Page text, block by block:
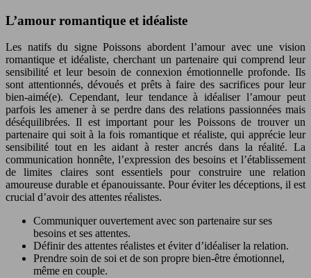
L’amour romantique et idéaliste
Les natifs du signe Poissons abordent l’amour avec une vision
romantique et idéaliste, cherchant un partenaire qui comprend leur
sensibilité et leur besoin de connexion émotionnelle profonde. Ils
sont attentionnés, dévoués et prêts à faire des sacrifices pour leur
bien-aimé(e). Cependant, leur tendance à idéaliser l’amour peut
parfois les amener à se perdre dans des relations passionnées mais
déséquilibrées. Il est important pour les Poissons de trouver un
partenaire qui soit à la fois romantique et réaliste, qui apprécie leur
sensibilité tout en les aidant à rester ancrés dans la réalité. La
communication honnête, l’expression des besoins et l’établissement
de limites claires sont essentiels pour construire une relation
amoureuse durable et épanouissante. Pour éviter les déceptions, il est
crucial d’avoir des attentes réalistes.
Communiquer ouvertement avec son partenaire sur ses
besoins et ses attentes.
Définir des attentes réalistes et éviter d’idéaliser la relation.
Prendre soin de soi et de son propre bien-être émotionnel,
même en couple.